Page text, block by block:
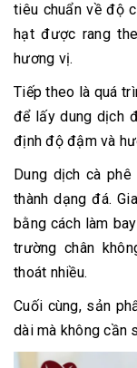
tiêu chuẩn về độ
hạt được rang
hương vị.
Tiếp theo là quá
để lấy dung dịch
định độ đậm và
Dung dịch cà
thành dạng đá.
bằng cách làm
trường chân
thoát nhiều.
Cuối cùng, sản
dài mà không cần